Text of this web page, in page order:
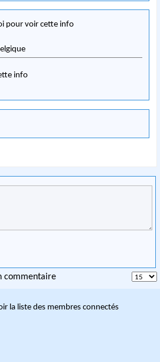
pour voir cette info
info
commentaire
la liste des membres connectés